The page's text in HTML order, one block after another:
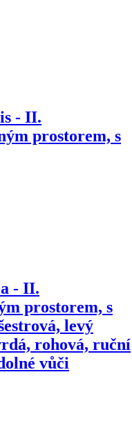
- II.
prostorem, s
- II.
prostorem, s
levý
rohová, ruční
vůči